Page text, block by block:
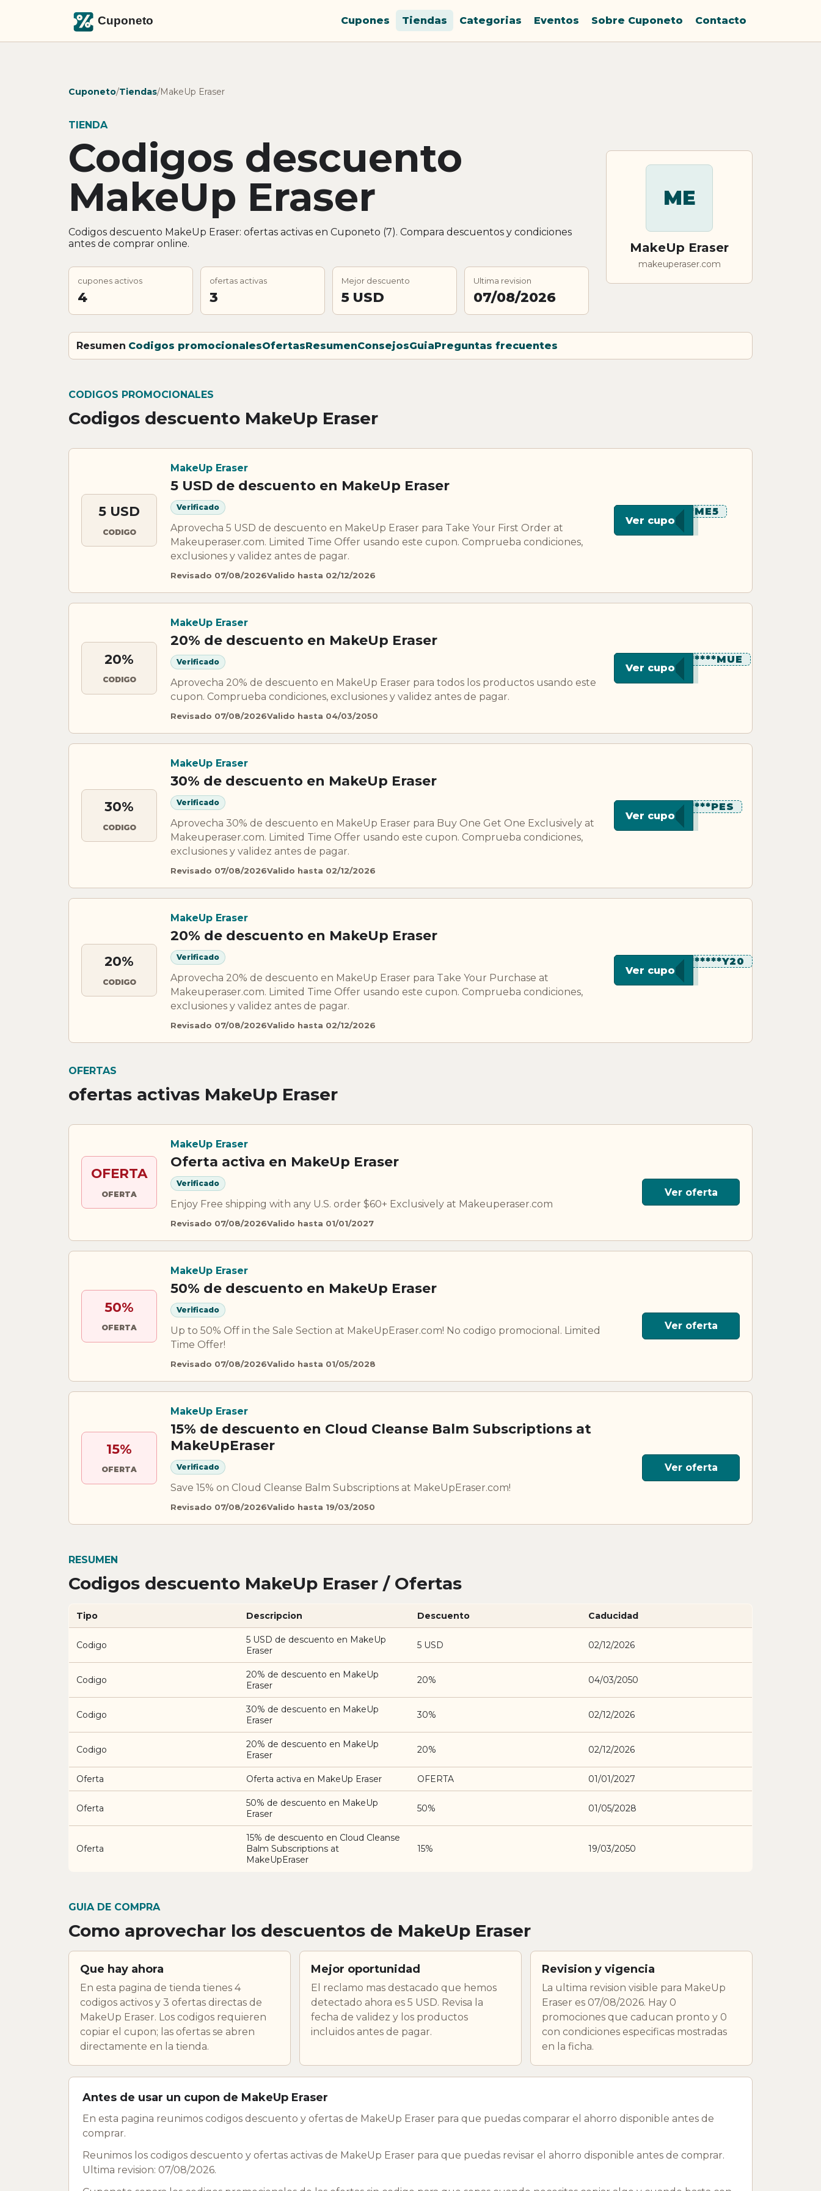
Cupones Tiendas Categorias Eventos Sobre Cuponeto Contacto
Cuponeto/Tiendas/MakeUp Eraser
TIENDA
Codigos descuento
MakeUp Eraser
Codigos descuento MakeUp Eraser: ofertas activas en Cuponeto (7). Compara descuentos y condiciones
antes de comprar online.
cupones activos
4
ofertas activas
3
Mejor descuento
5 USD
Ultima revision
07/08/2026
ME
MakeUp Eraser
makeuperaser.com
Resumen Codigos promocionalesOfertasResumenConsejosGuiaPreguntas frecuentes
CODIGOS PROMOCIONALES
Codigos descuento MakeUp Eraser
5 USD
CODIGO
MakeUp Eraser
5 USD de descuento en MakeUp Eraser
Verificado
Aprovecha 5 USD de descuento en MakeUp Eraser para Take Your First Order at
Makeuperaser.com. Limited Time Offer usando este cupon. Comprueba condiciones,
exclusiones y validez antes de pagar.
Revisado 07/08/2026Valido hasta 02/12/2026
*****ME5
Ver cupon
20%
CODIGO
MakeUp Eraser
20% de descuento en MakeUp Eraser
Verificado
Aprovecha 20% de descuento en MakeUp Eraser para todos los productos usando este
cupon. Comprueba condiciones, exclusiones y validez antes de pagar.
Revisado 07/08/2026Valido hasta 04/03/2050
*********MUE
Ver cupon
30%
CODIGO
MakeUp Eraser
30% de descuento en MakeUp Eraser
Verificado
Aprovecha 30% de descuento en MakeUp Eraser para Buy One Get One Exclusively at
Makeuperaser.com. Limited Time Offer usando este cupon. Comprueba condiciones,
exclusiones y validez antes de pagar.
Revisado 07/08/2026Valido hasta 02/12/2026
********PES
Ver cupon
20%
CODIGO
MakeUp Eraser
20% de descuento en MakeUp Eraser
Verificado
Aprovecha 20% de descuento en MakeUp Eraser para Take Your Purchase at
Makeuperaser.com. Limited Time Offer usando este cupon. Comprueba condiciones,
exclusiones y validez antes de pagar.
Revisado 07/08/2026Valido hasta 02/12/2026
**********Y20
Ver cupon
OFERTAS
ofertas activas MakeUp Eraser
OFERTA
OFERTA
MakeUp Eraser
Oferta activa en MakeUp Eraser
Verificado
Enjoy Free shipping with any U.S. order $60+ Exclusively at Makeuperaser.com
Revisado 07/08/2026Valido hasta 01/01/2027
Ver oferta
50%
OFERTA
MakeUp Eraser
50% de descuento en MakeUp Eraser
Verificado
Up to 50% Off in the Sale Section at MakeUpEraser.com! No codigo promocional. Limited
Time Offer!
Revisado 07/08/2026Valido hasta 01/05/2028
Ver oferta
15%
OFERTA
MakeUp Eraser
15% de descuento en Cloud Cleanse Balm Subscriptions at
MakeUpEraser
Verificado
Save 15% on Cloud Cleanse Balm Subscriptions at MakeUpEraser.com!
Revisado 07/08/2026Valido hasta 19/03/2050
Ver oferta
RESUMEN
Codigos descuento MakeUp Eraser / Ofertas
Tipo Descripcion Descuento Caducidad
Codigo
5 USD de descuento en MakeUp
Eraser
5 USD 02/12/2026
Codigo
20% de descuento en MakeUp
Eraser
20% 04/03/2050
Codigo
30% de descuento en MakeUp
Eraser
30% 02/12/2026
Codigo
20% de descuento en MakeUp
Eraser
20% 02/12/2026
Oferta Oferta activa en MakeUp Eraser OFERTA 01/01/2027
Oferta
50% de descuento en MakeUp
Eraser
50% 01/05/2028
Oferta
15% de descuento en Cloud Cleanse
Balm Subscriptions at
MakeUpEraser
15% 19/03/2050
GUIA DE COMPRA
Como aprovechar los descuentos de MakeUp Eraser
Que hay ahora
En esta pagina de tienda tienes 4
codigos activos y 3 ofertas directas de
MakeUp Eraser. Los codigos requieren
copiar el cupon; las ofertas se abren
directamente en la tienda.
Mejor oportunidad
El reclamo mas destacado que hemos
detectado ahora es 5 USD. Revisa la
fecha de validez y los productos
incluidos antes de pagar.
Revision y vigencia
La ultima revision visible para MakeUp
Eraser es 07/08/2026. Hay 0
promociones que caducan pronto y 0
con condiciones especificas mostradas
en la ficha.
Antes de usar un cupon de MakeUp Eraser
En esta pagina reunimos codigos descuento y ofertas de MakeUp Eraser para que puedas comparar el ahorro disponible antes de
comprar.
Reunimos los codigos descuento y ofertas activas de MakeUp Eraser para que puedas revisar el ahorro disponible antes de comprar.
Ultima revision: 07/08/2026.